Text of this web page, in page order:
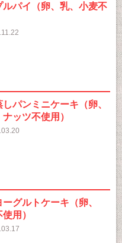
ルパイ（卵、乳、小麦不
パンミニケーキ（卵、
ッツ不使用）
グルトケーキ（卵、
用）